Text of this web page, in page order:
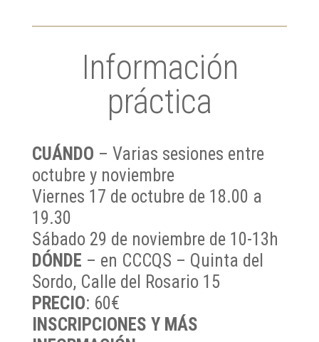
Información
práctica
CUÁNDO – Varias sesiones entre
octubre y noviembre
Viernes 17 de octubre de 18.00 a
19.30
Sábado 29 de noviembre de 10-13h
DÓNDE – en CCCQS – Quinta del
Sordo, Calle del Rosario 15
PRECIO: 60€
INSCRIPCIONES Y MÁS